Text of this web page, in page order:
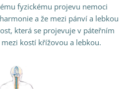
fyzickému projevu nemoci
a že mezi pánví a lebkou
která se projevuje v páteřním
kostí křížovou a lebkou.